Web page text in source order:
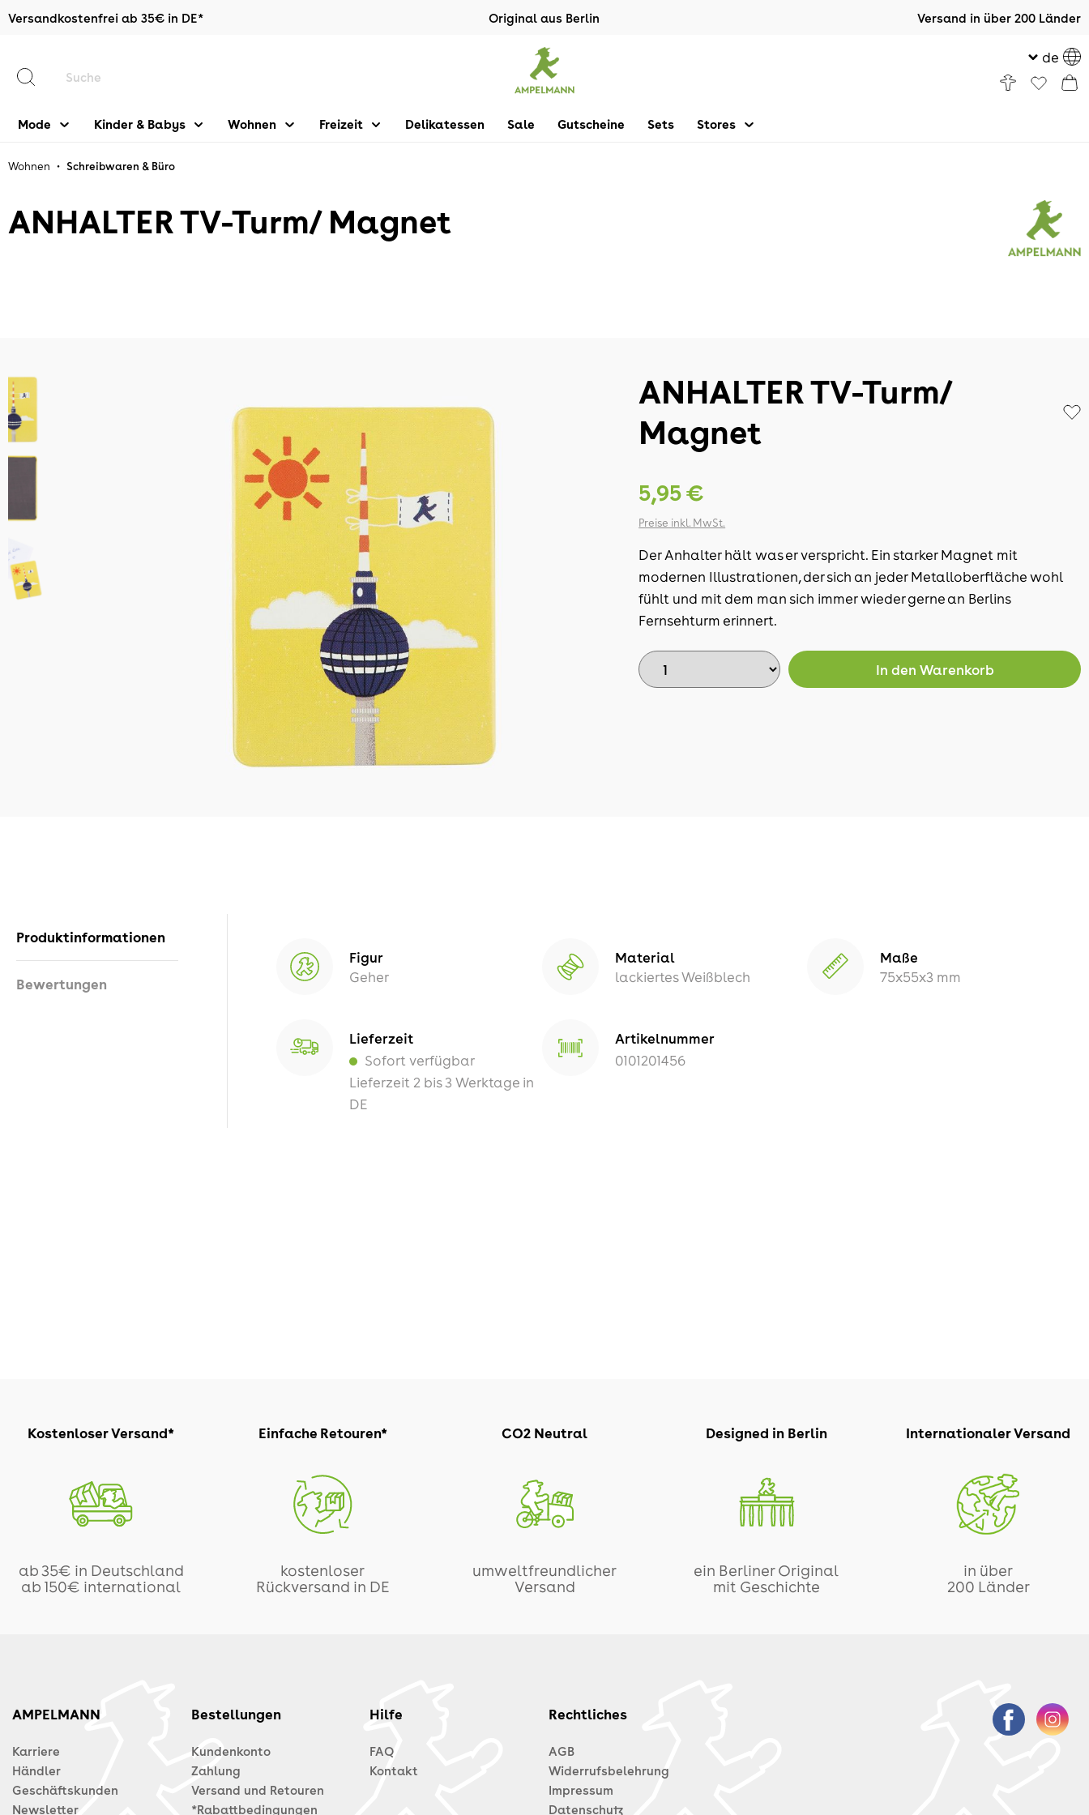
springen
Versandkostenfrei ab 35€ in DE* Original aus Berlin Versand in über 200 Länder
de
Mode Kinder & Babys Wohnen Freizeit Delikatessen Sale Gutscheine Sets Stores
Wohnen • Schreibwaren & Büro
ANHALTER TV-Turm/ Magnet
ANHALTER TV-Turm/
Magnet
5,95 €
Preise inkl. MwSt.
Der Anhalter hält was er verspricht. Ein starker Magnet mit
modernen Illustrationen, der sich an jeder Metalloberfläche wohl
fühlt und mit dem man sich immer wieder gerne an Berlins
Fernsehturm erinnert.
In den Warenkorb
Produktinformationen
Bewertungen
Figur
Geher
Material
lackiertes Weißblech
Maße
75x55x3 mm
Lieferzeit
Sofort verfügbar
Lieferzeit 2 bis 3 Werktage in
DE
Artikelnummer
0101201456
Kostenloser Versand*
ab 35€ in Deutschland
ab 150€ international
Einfache Retouren*
kostenloser
Rückversand in DE
CO2 Neutral
umweltfreundlicher
Versand
Designed in Berlin
ein Berliner Original
mit Geschichte
Internationaler Versand
in über
200 Länder
AMPELMANN
Karriere
Händler
Geschäftskunden
Newsletter
Bestellungen
Kundenkonto
Zahlung
Versand und Retouren
*Rabattbedingungen
Hilfe
FAQ
Kontakt
Rechtliches
AGB
Widerrufsbelehrung
Impressum
Datenschutz